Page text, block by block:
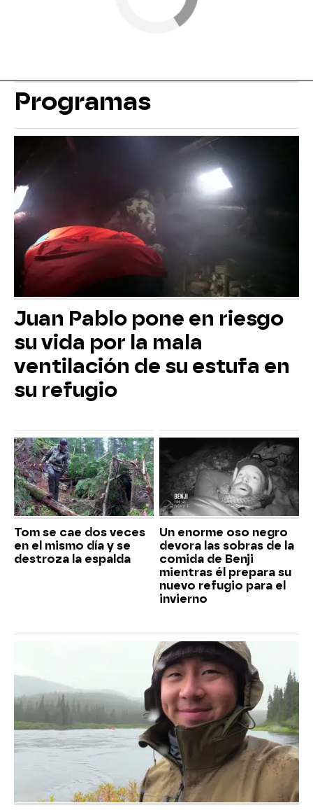
Programas
Juan Pablo pone en riesgo
su vida por la mala
ventilación de su estufa en
su refugio
Tom se cae dos veces
en el mismo día y se
destroza la espalda
Un enorme oso negro
devora las sobras de la
comida de Benji
mientras él prepara su
nuevo refugio para el
invierno